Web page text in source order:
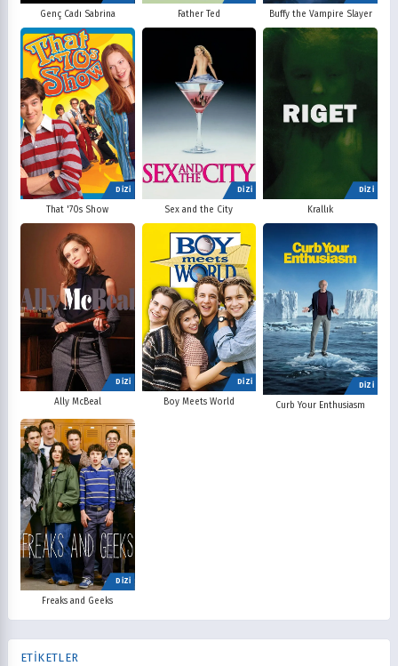
Genç Cadı Sabrina Father Ted Buffy the Vampire Slayer
DİZİ
That '70s Show
DİZİ
Sex and the City
DİZİ
Krallık
DİZİ
Ally McBeal
DİZİ
Boy Meets World
DİZİ
Curb Your Enthusiasm
DİZİ
Freaks and Geeks
ETİKETLER